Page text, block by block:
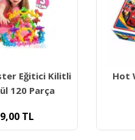
2 İn 1 Box
Set
TL